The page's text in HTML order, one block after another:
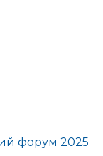
форум 2025